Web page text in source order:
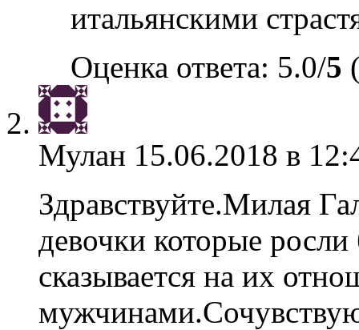
итальянскими
Оценка ответа: 5.0/5
Мулан 15.06.2018 в
Здравствуйте.Милая
девочки которые
сказывается на их